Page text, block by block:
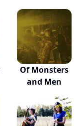
Of Monsters
and Men